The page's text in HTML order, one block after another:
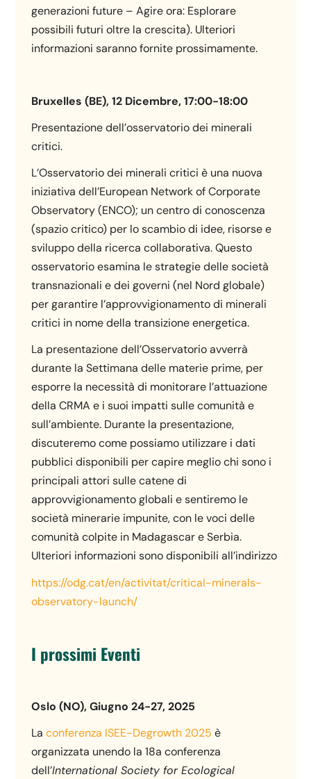
generazioni future – Agire ora: Esplorare
possibili futuri oltre la crescita). Ulteriori
informazioni saranno fornite prossimamente.
Bruxelles (BE), 12 Dicembre, 17:00-18:00
Presentazione dell’osservatorio dei minerali
critici.
L’Osservatorio dei minerali critici è una nuova
iniziativa dell’European Network of Corporate
Observatory (ENCO); un centro di conoscenza
(spazio critico) per lo scambio di idee, risorse e
sviluppo della ricerca collaborativa. Questo
osservatorio esamina le strategie delle società
transnazionali e dei governi (nel Nord globale)
per garantire l’approvvigionamento di minerali
critici in nome della transizione energetica.
La presentazione dell’Osservatorio avverrà
durante la Settimana delle materie prime, per
esporre la necessità di monitorare l’attuazione
della CRMA e i suoi impatti sulle comunità e
sull’ambiente. Durante la presentazione,
discuteremo come possiamo utilizzare i dati
pubblici disponibili per capire meglio chi sono i
principali attori sulle catene di
approvvigionamento globali e sentiremo le
società minerarie impunite, con le voci delle
comunità colpite in Madagascar e Serbia.
Ulteriori informazioni sono disponibili all’indirizzo
https://odg.cat/en/activitat/critical-minerals-
observatory-launch/
I prossimi Eventi
Oslo (NO), Giugno 24-27, 2025
Laconferenza ISEE-Degrowth 2025 è
organizzata unendo la 18a conferenza
dell’International Society for Ecological